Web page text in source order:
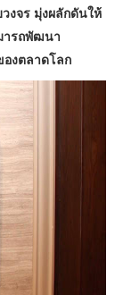
จร มุ่งผลักดันให้
ารถพัฒนา
งตลาดโลก